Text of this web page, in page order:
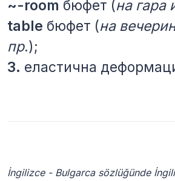
~-room бюфет (на гара
table бюфет (на
пр.);
3. еластична
İngilizce - Bulgarca sözlüğünde